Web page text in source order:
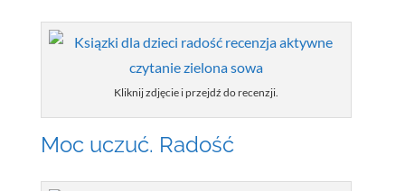
Kliknij zdjęcie i przejdź do recenzji.
Moc uczuć. Radość